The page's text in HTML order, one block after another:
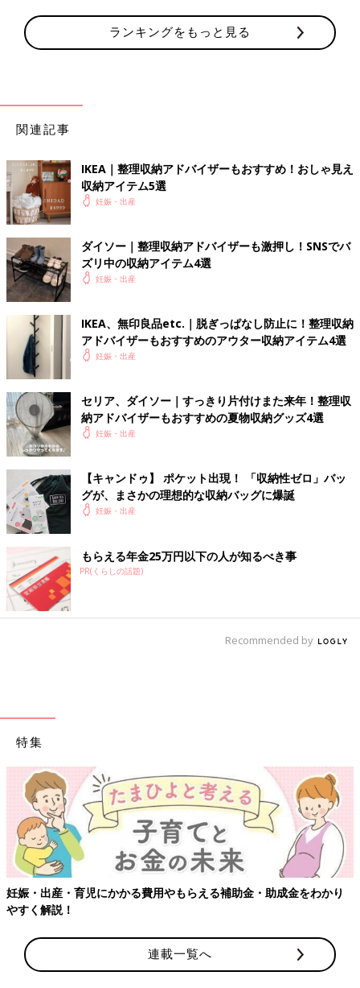
ランキングをもっと見る
関連記事
IKEA｜整理収納アドバイザーもおすすめ！おしゃ見え
収納アイテム5選
妊娠・出産
ダイソー｜整理収納アドバイザーも激押し！SNSでバ
ズリ中の収納アイテム4選
妊娠・出産
IKEA、無印良品etc.｜脱ぎっぱなし防止に！整理収納
アドバイザーもおすすめのアウター収納アイテム4選
妊娠・出産
セリア、ダイソー｜すっきり片付けまた来年！整理収
納アドバイザーもおすすめの夏物収納グッズ4選
妊娠・出産
【キャンドゥ】 ポケット出現！ 「収納性ゼロ」バッ
グが、まさかの理想的な収納バッグに爆誕
妊娠・出産
もらえる年金25万円以下の人が知るべき事
PR(くらしの話題)
Recommended by
特集
【ワクチン接種できるものも】妊婦の感染症対策、知っておいて！
連載一覧へ